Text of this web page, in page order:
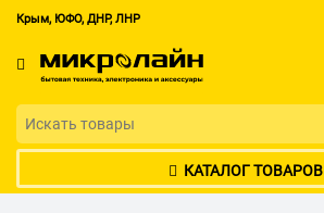
Крым, ЮФО, ДНР, ЛНР
КАТАЛОГ ТОВАРОВ